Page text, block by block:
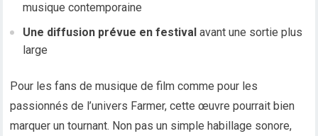
musique contemporaine
Une diffusion prévue en festival avant une sortie plus
large
Pour les fans de musique de film comme pour les
passionnés de l’univers Farmer, cette œuvre pourrait bien
marquer un tournant. Non pas un simple habillage sonore,